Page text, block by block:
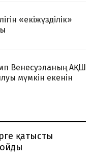
«екіжүзділік»
Венесуэланың АҚШ
мүмкін екенін
қатысты